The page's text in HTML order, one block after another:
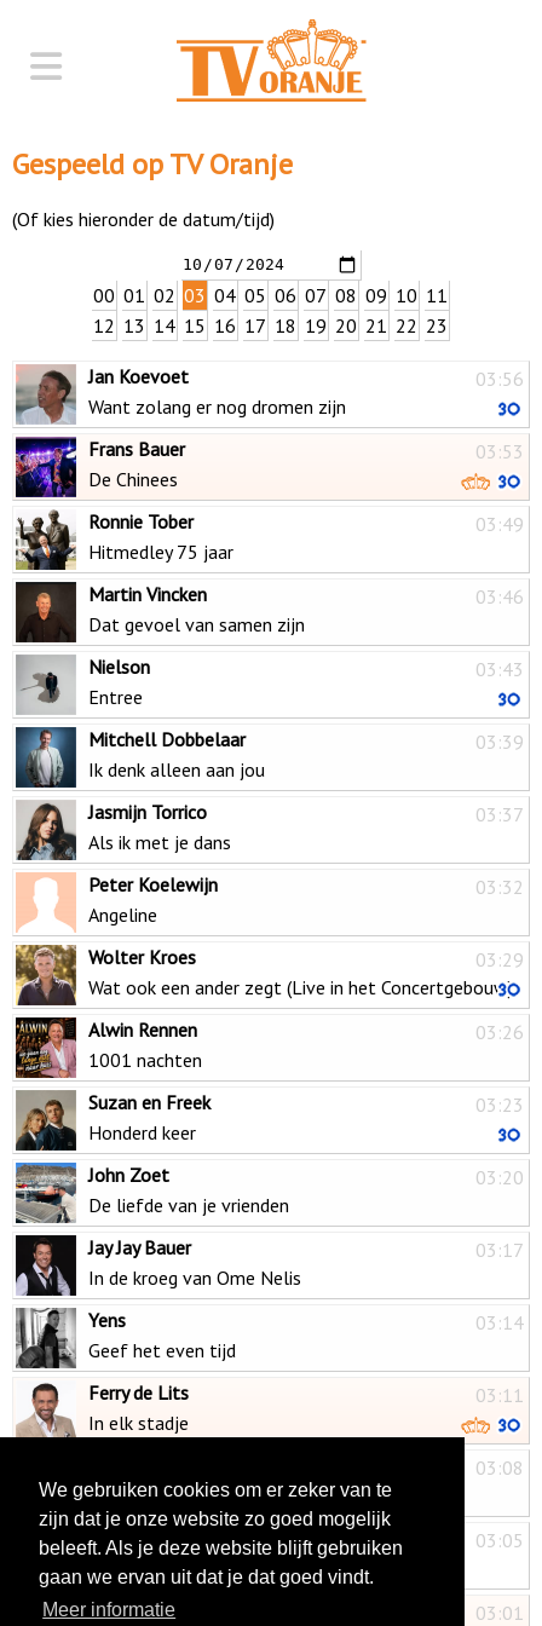
Gespeeld op TV Oranje
(Of kies hieronder de datum/tijd)
00 01 02 03 04 05 06 07 08 09 10 11
12 13 14 15 16 17 18 19 20 21 22 23
03:56
Jan Koevoet
Want zolang er nog dromen zijn
03:53
Frans Bauer
De Chinees
03:49
Ronnie Tober
Hitmedley 75 jaar
03:46
Martin Vincken
Dat gevoel van samen zijn
03:43
Nielson
Entree
03:39
Mitchell Dobbelaar
Ik denk alleen aan jou
03:37
Jasmijn Torrico
Als ik met je dans
03:32
Peter Koelewijn
Angeline
03:29
Wolter Kroes
Wat ook een ander zegt (Live in het Concertgebouw)
03:26
Alwin Rennen
1001 nachten
03:23
Suzan en Freek
Honderd keer
03:20
John Zoet
De liefde van je vrienden
03:17
Jay Jay Bauer
In de kroeg van Ome Nelis
03:14
Yens
Geef het even tijd
03:11
Ferry de Lits
In elk stadje
03:08
Zoveel smaken
03:05
Moreno van Oort
Iedereen die weet
03:01
Jan Smit & 3Js
We gebruiken cookies om er zeker van te
zijn dat je onze website zo goed mogelijk
beleeft. Als je deze website blijft gebruiken
gaan we ervan uit dat je dat goed vindt.
Meer informatie